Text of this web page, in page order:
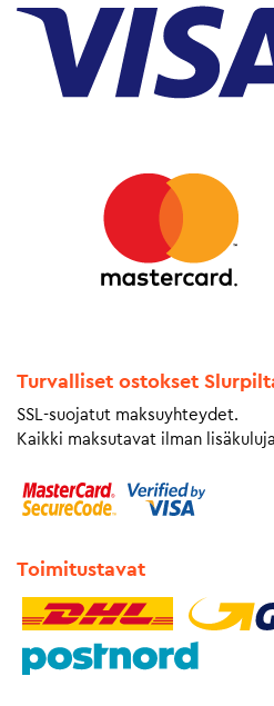
Turvalliset ostokset
SSL-suojatut maksuyhteydet.
Kaikki maksutavat ilman
Toimitustavat